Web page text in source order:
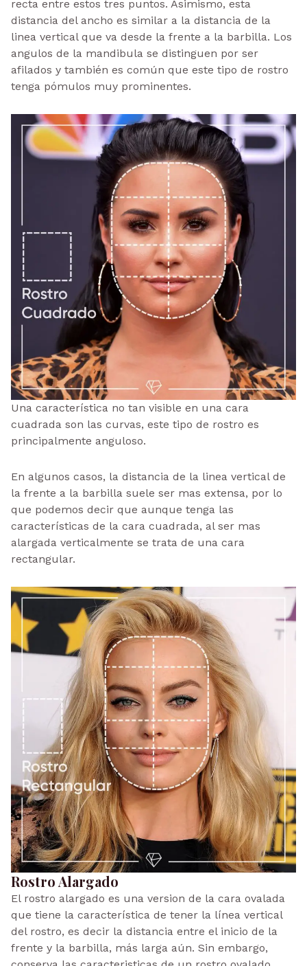
recta entre estos tres puntos. Asimismo, esta
distancia del ancho es similar a la distancia de la
linea vertical que va desde la frente a la barbilla. Los
angulos de la mandibula se distinguen por ser
afilados y también es común que este tipo de rostro
tenga pómulos muy prominentes.
Una característica no tan visible en una cara
cuadrada son las curvas, este tipo de rostro es
principalmente anguloso.
En algunos casos, la distancia de la linea vertical de
la frente a la barbilla suele ser mas extensa, por lo
que podemos decir que aunque tenga las
características de la cara cuadrada, al ser mas
alargada verticalmente se trata de una cara
rectangular.
Rostro Alargado
El rostro alargado es una version de la cara ovalada
que tiene la característica de tener la línea vertical
del rostro, es decir la distancia entre el inicio de la
frente y la barbilla, más larga aún. Sin embargo,